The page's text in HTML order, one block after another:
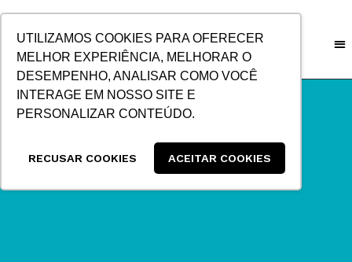
UTILIZAMOS COOKIES PARA OFERECER
MELHOR EXPERIÊNCIA, MELHORAR O
DESEMPENHO, ANALISAR COMO VOCÊ
INTERAGE EM NOSSO SITE E
PERSONALIZAR CONTEÚDO.
RECUSAR COOKIES ACEITAR COOKIES
CONTEÚDO